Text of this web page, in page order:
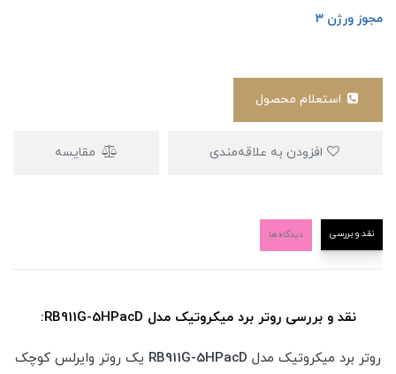
مجوز ورژن 3
مقایسه
نقد و بررسی دیدگاه‌ها
نقد و بررسی روتر برد میکروتیک مدل RB911G-5HPacD:
روتر برد میکروتیک مدل RB911G-5HPacD یک روتر وایرلس کوچک